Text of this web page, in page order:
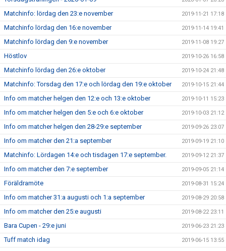
Matchinfo: lördag den 23:e november 2019-11-21 17:18
Matchinfo lördag den 16:e november 2019-11-14 19:41
Matchinfo lördag den 9:e november 2019-11-08 19:27
Höstlov 2019-10-26 16:58
Matchinfo lördag den 26:e oktober 2019-10-24 21:48
Matchinfo: Torsdag den 17:e och lördag den 19:e oktober 2019-10-15 21:44
Info om matcher helgen den 12:e och 13:e oktober 2019-10-11 15:23
Info om matcher helgen den 5:e och 6:e oktober 2019-10-03 21:12
Info om matcher helgen den 28-29:e september 2019-09-26 23:07
Info om matcher den 21:a september 2019-09-19 21:10
Matchinfo: Lördagen 14:e och tisdagen 17:e september. 2019-09-12 21:37
Info om matcher den 7:e september 2019-09-05 21:14
Föräldramöte 2019-08-31 15:24
Info om matcher 31:a augusti och 1:a september 2019-08-29 20:58
Info om matcher den 25:e augusti 2019-08-22 23:11
Bara Cupen - 29:e juni 2019-06-23 21:23
Tuff match idag 2019-06-15 13:55